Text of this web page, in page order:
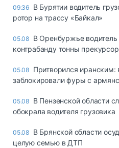
09:36 В Бурятии водитель
ротор на трассу «Байкал»
05.08 В Оренбуржье
контрабанду тонны
05.08 Притворился иранским:
заблокировали фуры с
05.08 В Пензенской области
обокрала водителя грузовика
05.08 В Брянской области
целую семью в ДТП